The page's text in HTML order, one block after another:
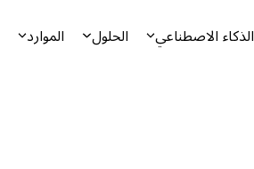
الذكاء الاصطناعي الحلول الموارد